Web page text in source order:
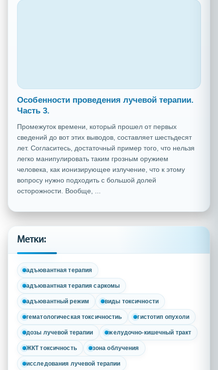
Особенности проведения лучевой терапии.
Часть 3.
Промежуток времени, который прошел от первых
сведений до вот этих выводов, составляет шестьдесят
лет. Согласитесь, достаточный пример того, что нельзя
легко манипулировать таким грозным оружием
человека, как ионизирующее излучение, что к этому
вопросу нужно подходить с большой долей
осторожности. Вообще, ...
Метки:
адъювантная терапия
адъювантная терапия саркомы
адъювантный режим виды токсичности
гематологическая токсичностиь гистотип опухоли
дозы лучевой терапии желудочно-кишечный тракт
ЖКТ токсичность зона облучения
исследования лучевой терапии